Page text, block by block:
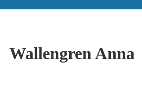
Wallengren Anna